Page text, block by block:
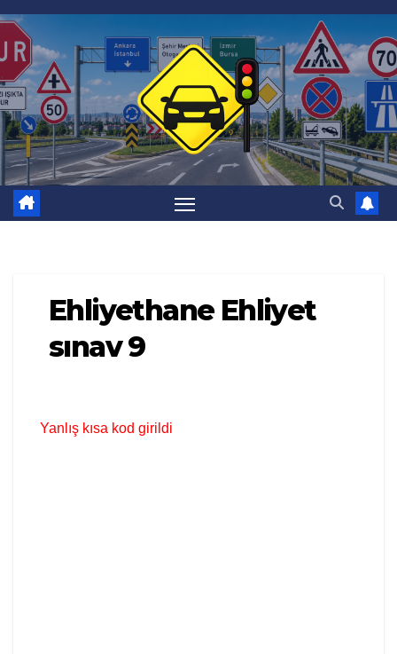
Skip
to
content
Ehliyethane Ehliyet
sınav 9
Yanlış kısa kod girildi